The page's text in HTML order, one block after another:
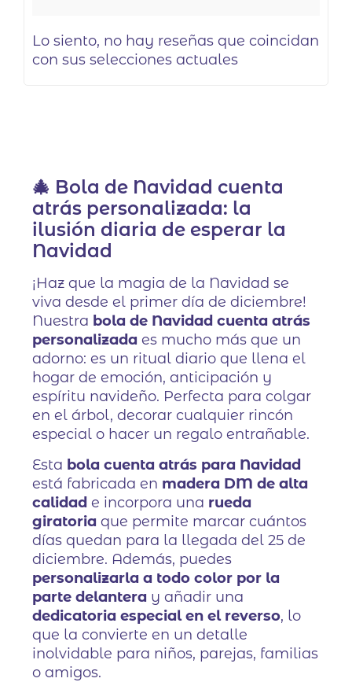
Lo siento, no hay reseñas que coincidan
con sus selecciones actuales
🎄 Bola de Navidad cuenta
atrás personalizada: la
ilusión diaria de esperar la
Navidad
¡Haz que la magia de la Navidad se
viva desde el primer día de diciembre!
Nuestra bola de Navidad cuenta atrás
personalizada es mucho más que un
adorno: es un ritual diario que llena el
hogar de emoción, anticipación y
espíritu navideño. Perfecta para colgar
en el árbol, decorar cualquier rincón
especial o hacer un regalo entrañable.
Esta bola cuenta atrás para Navidad
está fabricada en madera DM de alta
calidad e incorpora una rueda
giratoria que permite marcar cuántos
días quedan para la llegada del 25 de
diciembre. Además, puedes
personalizarla a todo color por la
parte delantera y añadir una
dedicatoria especial en el reverso, lo
que la convierte en un detalle
inolvidable para niños, parejas, familias
o amigos.